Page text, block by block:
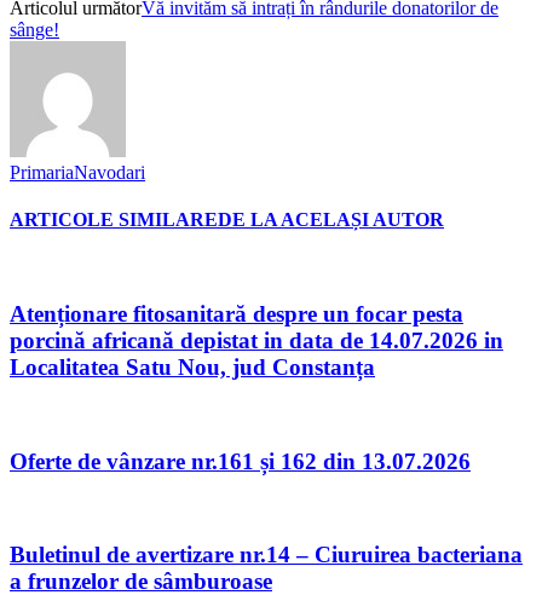
Articolul următorVă invităm să intrați în rândurile donatorilor de
sânge!
PrimariaNavodari
ARTICOLE SIMILAREDE LA ACELAȘI AUTOR
Atenționare fitosanitară despre un focar pesta
porcină africană depistat in data de 14.07.2026 in
Localitatea Satu Nou, jud Constanța
Oferte de vânzare nr.161 și 162 din 13.07.2026
Buletinul de avertizare nr.14 – Ciuruirea bacteriana
a frunzelor de sâmburoase